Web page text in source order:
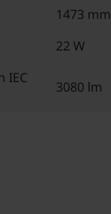
1473 mm
22 W
IEC
3080 lm